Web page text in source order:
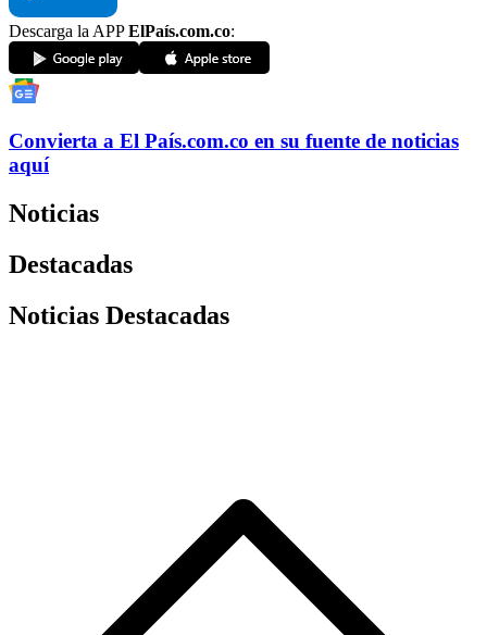
Descarga la APPElPaís.com.co:
Convierta a El País.com.co en su fuente de noticias
aquí
Noticias
Destacadas
Noticias Destacadas